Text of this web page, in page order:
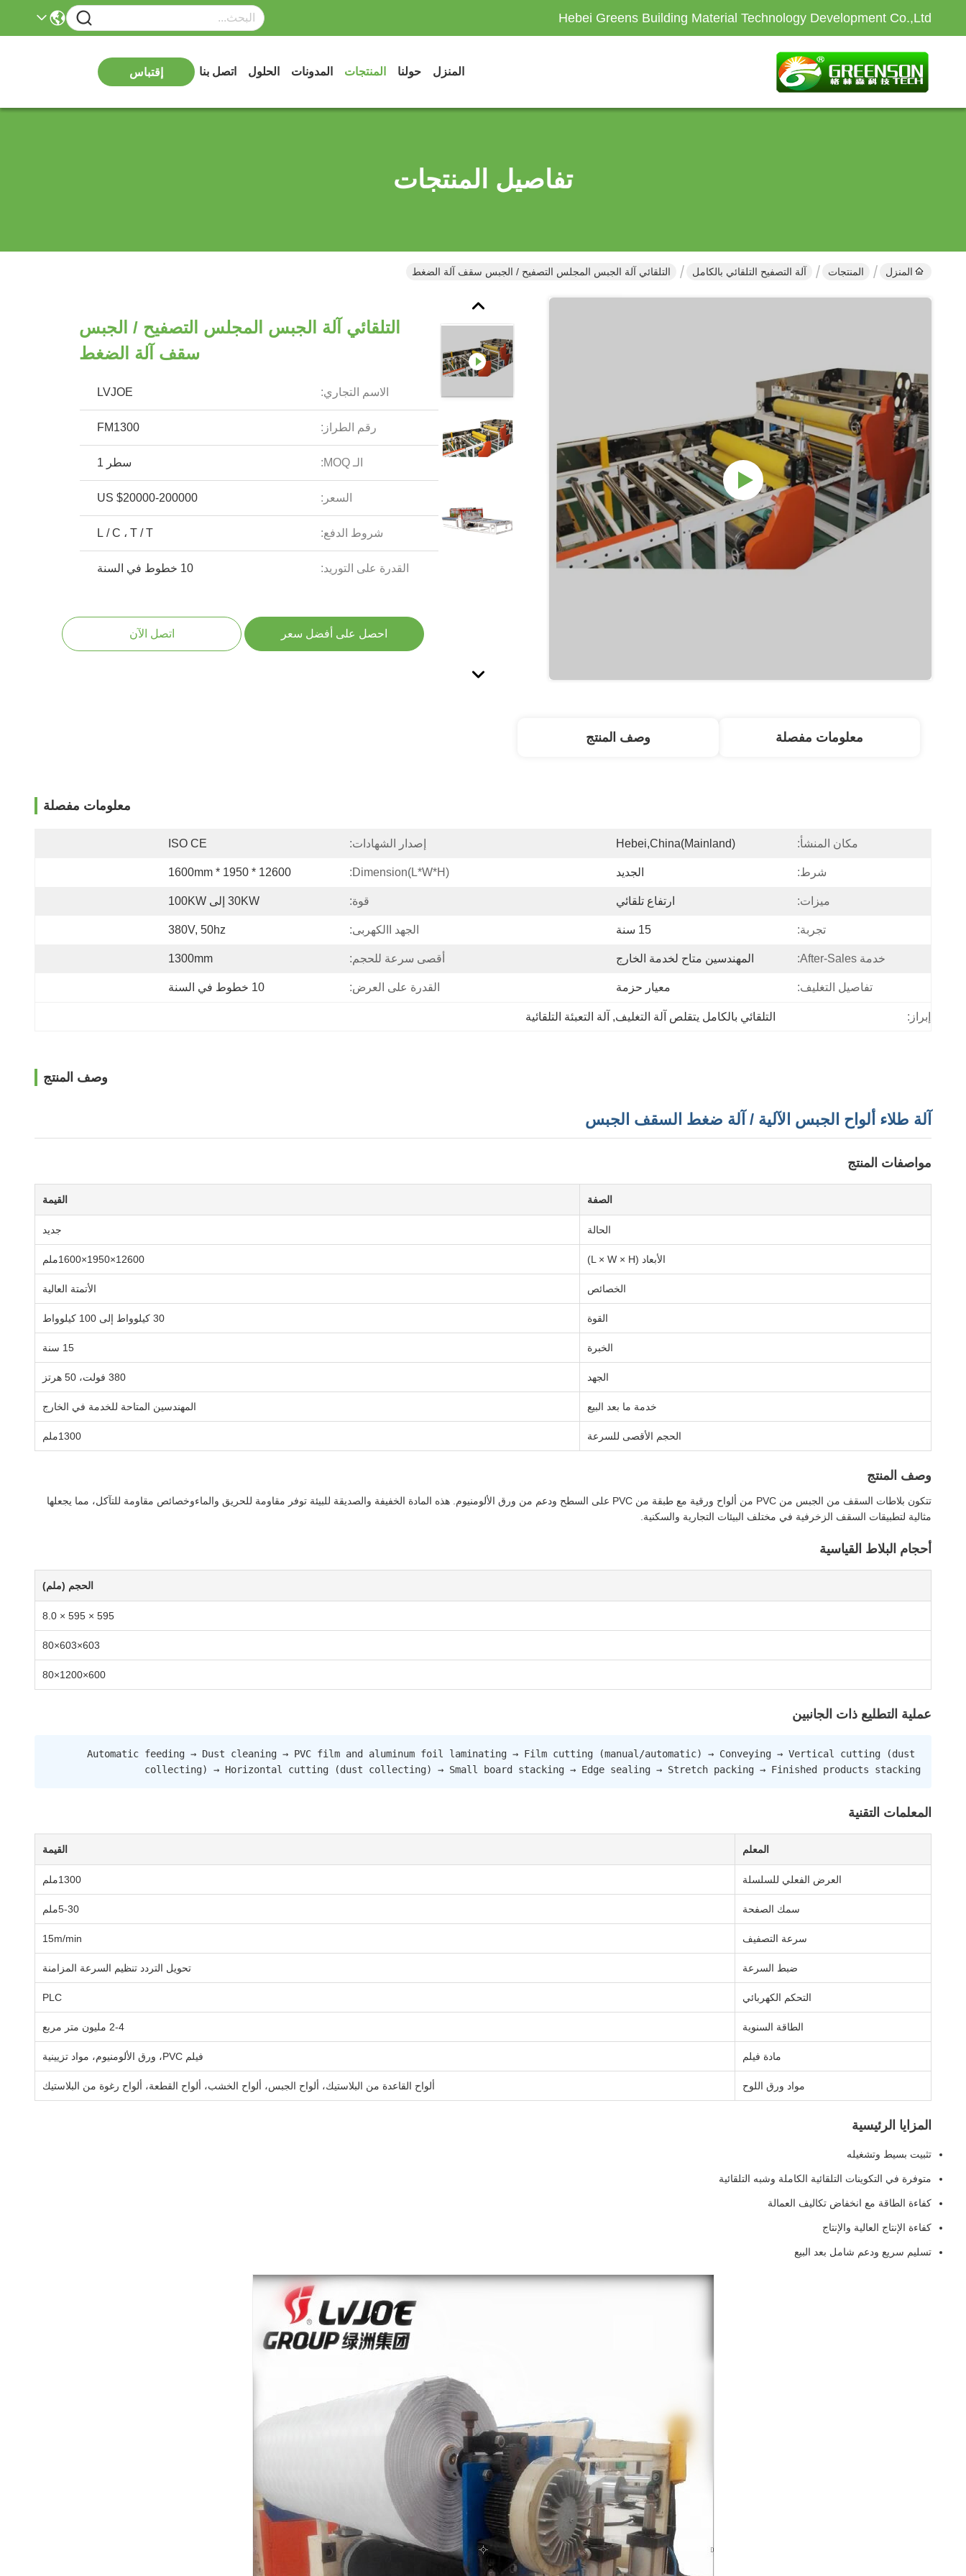
Hebei Greens Building Material Technology Development Co.,Ltd
المنزل حولنا المنتجات المدونات الحلول اتصل بنا إقتباس
تفاصيل المنتجات
المنزل المنتجات آلة التصفيح التلقائي بالكامل التلقائي آلة الجبس المجلس التصفيح / الجبس سقف آلة الضغط
التلقائي آلة الجبس المجلس التصفيح / الجبس
سقف آلة الضغط
الاسم التجاري: LVJOE
رقم الطراز: FM1300
الـ MOQ: سطر 1
السعر: US $20000-200000
شروط الدفع: L / C ، T / T
القدرة على التوريد: 10 خطوط في السنة
احصل على أفضل سعر اتصل الآن
معلومات مفصلة وصف المنتج
معلومات مفصلة
مكان المنشأ: Hebei,china(Mainland) إصدار الشهادات: ISO CE
شرط: الجديد Dimension(L*W*H):
12600 * 1950 * 1600mm
ميزات: ارتفاع تلقائي قوة: 30KW إلى 100KW
تجربة: 15 سنة الجهد االكهربى: 380V, 50hz
خدمة After-Sales: المهندسين متاح لخدمة الخارج أقصى سرعة للحجم: 1300mm
تفاصيل التغليف: معيار حزمة القدرة على العرض: 10 خطوط في السنة
إبراز: التلقائي بالكامل يتقلص آلة التغليف, آلة التعبئة التلقائية
وصف المنتج
آلة طلاء ألواح الجبس الآلية / آلة ضغط السقف الجبس
مواصفات المنتج
الصفة القيمة
الحالة جديد
الأبعاد (L × W × H) 12600×1950×1600ملم
الخصائص الأتمتة العالية
القوة 30 كيلوواط إلى 100 كيلوواط
الخبرة 15 سنة
الجهد 380 فولت، 50 هرتز
خدمة ما بعد البيع المهندسين المتاحة للخدمة في الخارج
الحجم الأقصى للسرعة 1300ملم
وصف المنتج
تتكون بلاطات السقف من الجبس من PVC من ألواح ورقية مع طبقة من PVC على السطح ودعم من ورق الألومنيوم. هذه المادة الخفيفة والصديقة للبيئة توفر مقاومة للحريق والماءوخصائص مقاومة للتآكل، مما يجعلها
مثالية لتطبيقات السقف الزخرفية في مختلف البيئات التجارية والسكنية.
أحجام البلاط القياسية
الحجم (ملم)
595 × 595 × 8.0
603×603×80
600×1200×80
عملية التطليع ذات الجانبين
Automatic feeding → Dust cleaning → PVC film and aluminum foil laminating → Film cutting (manual/automatic) → Conveying → Vertical cutting (dust
collecting) → Horizontal cutting (dust collecting) → Small board stacking → Edge sealing → Stretch packing → Finished products stacking
المعلمات التقنية
المعلم القيمة
العرض الفعلي للسلسلة 1300ملم
سمك الصفحة 5-30ملم
سرعة التصفيف 15m/min
ضبط السرعة تحويل التردد تنظيم السرعة المزامنة
التحكم الكهربائي PLC
الطاقة السنوية 2-4 مليون متر مربع
مادة فيلم فيلم PVC، ورق الألومنيوم، مواد تزيينية
مواد ورق اللوح ألواح القاعدة من البلاستيك، ألواح الجبس، ألواح الخشب، ألواح القطعة، ألواح رغوة من البلاستيك
المزايا الرئيسية
تثبيت بسيط وتشغيله
متوفرة في التكوينات التلقائية الكاملة وشبه التلقائية
كفاءة الطاقة مع انخفاض تكاليف العمالة
كفاءة الإنتاج العالية والإنتاج
تسليم سريع ودعم شامل بعد البيع